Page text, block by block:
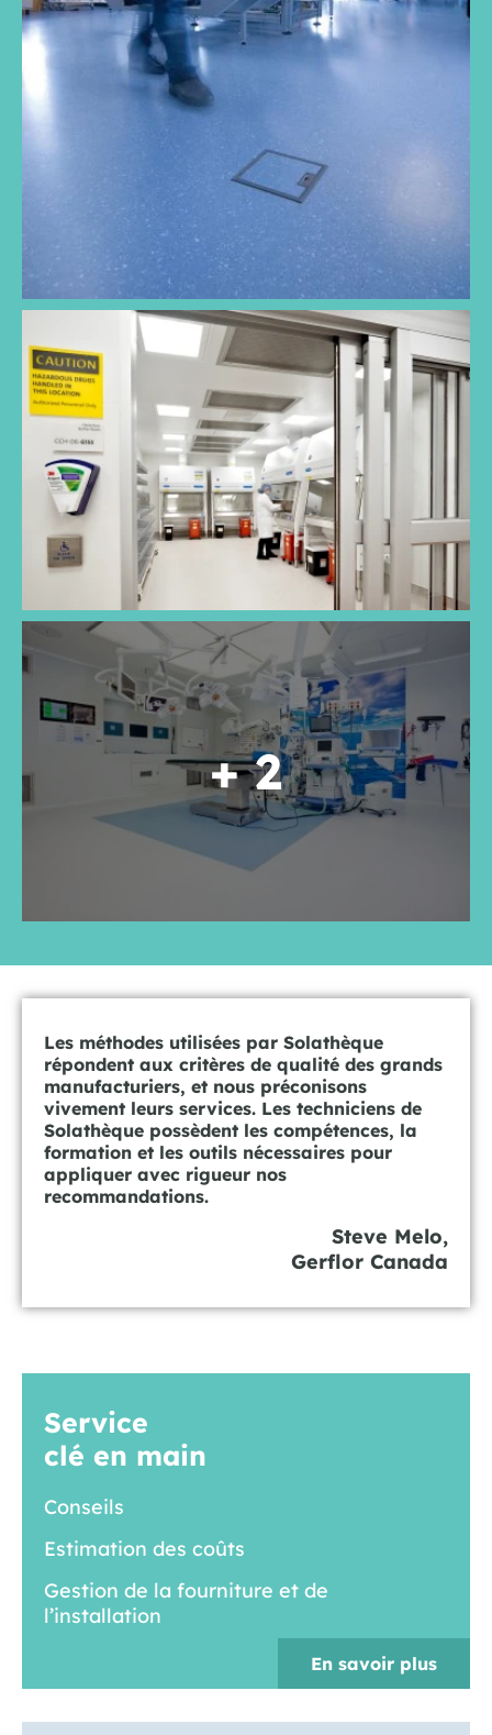
+ 2
Les méthodes utilisées par Solathèque
répondent aux critères de qualité des grands
manufacturiers, et nous préconisons
vivement leurs services. Les techniciens de
Solathèque possèdent les compétences, la
formation et les outils nécessaires pour
appliquer avec rigueur nos
recommandations.
Steve Melo,
Gerflor Canada
Service
clé en main
Conseils
Estimation des coûts
Gestion de la fourniture et de
l’installation
En savoir plus